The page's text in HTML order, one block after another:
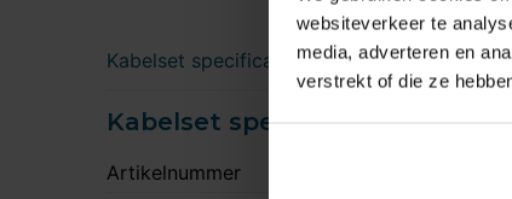
websiteverkeer te
media, adverteren en
verstrekt of die ze
Kabelset specificatie
Kabelset specificatie
Artikelnummer